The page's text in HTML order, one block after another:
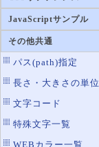
JavaScriptサンプル
その他共通
パス(path)指定
長さ・大きさの単位
文字コード
特殊文字一覧
WEBカラー一覧